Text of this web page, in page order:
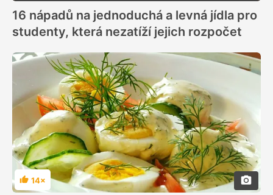
16 nápadů na jednoduchá a levná jídla pro
studenty, která nezatíží jejich rozpočet
Hodnocení
14×